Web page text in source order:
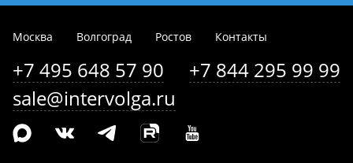
Москва Волгоград Ростов Контакты
+7 495 648 57 90
+7 844 295 99 99
sale@intervolga.ru